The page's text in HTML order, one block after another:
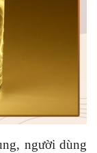
người dùng